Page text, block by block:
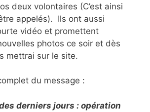
deux volontaires (C’est ainsi
appelés). Ils ont aussi
vidéo et promettent
photos ce soir et dès
mettrai sur le site.
du message :
derniers jours : opération